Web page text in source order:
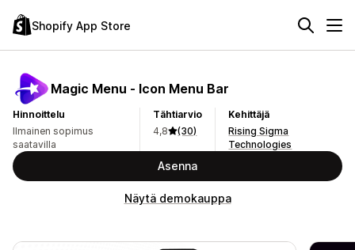
Shopify App Store
Magic Menu ‑ Icon Menu Bar
Hinnoittelu
Ilmainen sopimus
saatavilla
Tähtiarvio
4,8
(30)
Kehittäjä
Rising Sigma
Technologies
Asenna
Näytä demokauppa